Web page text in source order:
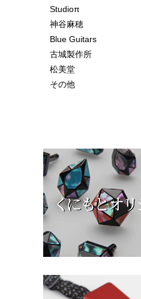
Studioπ
神谷麻穂
Blue Guitars
古城製作所
松美堂
その他